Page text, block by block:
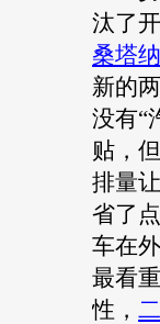
汰了
桑塔纳
新的
没有“
贴，
排量
省了
车在
最看
性，